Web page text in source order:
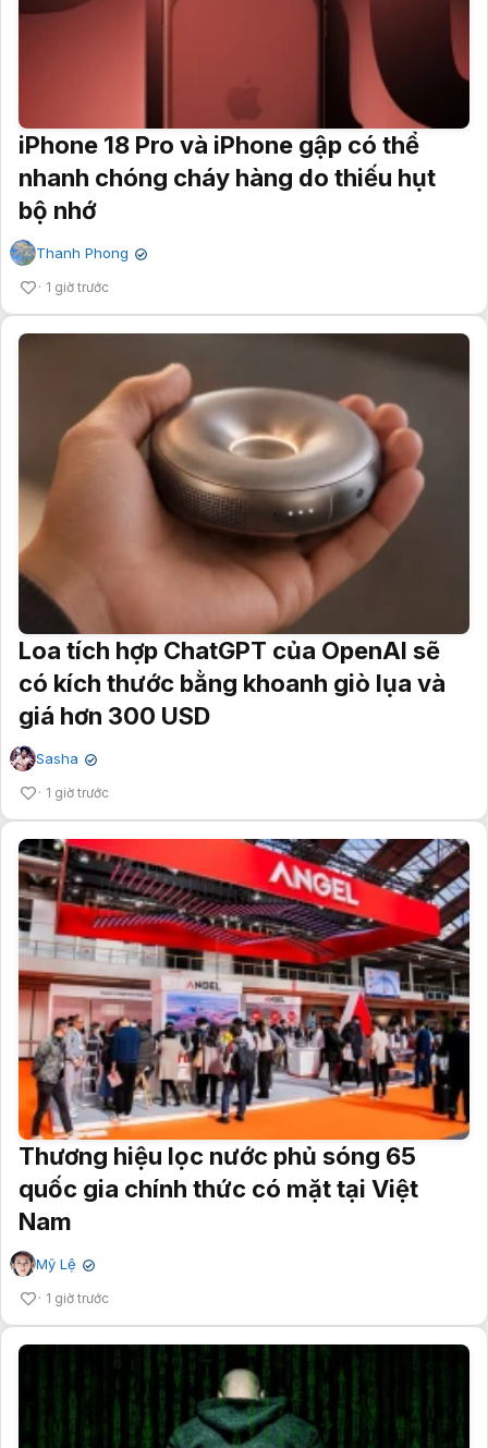
iPhone 18 Pro và iPhone gập có thể
nhanh chóng cháy hàng do thiếu hụt
bộ nhớ
Thanh Phong ✔
1 giờ trước
Loa tích hợp ChatGPT của OpenAI sẽ
có kích thước bằng khoanh giò lụa và
giá hơn 300 USD
Sasha ✔
1 giờ trước
Thương hiệu lọc nước phủ sóng 65
quốc gia chính thức có mặt tại Việt
Nam
Mỹ Lệ ✔
1 giờ trước